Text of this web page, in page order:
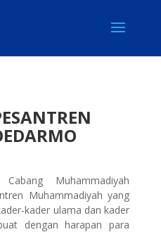
Muhammadiyah
Muhammadiyah yang
kader ulama dan kader
dengan harapan para